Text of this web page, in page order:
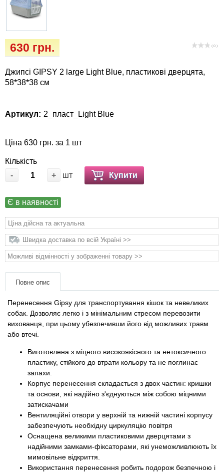
( 0 )
630 грн.
Джипсі GIPSY 2 large Light Blue, пластикові дверцята,
58*38*38 см
Артикул: 2_пласт_Light Blue
Ціна 630 грн. за 1 шт
Кількість
-
+ шт Купити
Є в наявності
Ціна дійсна та актуальна
Швидка доставка по всій Україні >>
Можливі відмінності у зображенні товару >>
Повне опис
Перенесення Gipsy для транспортування кішок та невеликих
собак. Дозволяє легко і з мінімальним стресом перевозити
вихованця, при цьому убезпечивши його від можливих травм
або втечі.
Виготовлена ​​з міцного високоякісного та нетоксичного
пластику, стійкого до втрати кольору та не поглинає
запахи.
Корпус перенесення складається з двох частин: кришки
та основи, які надійно з'єднуються між собою міцними
затискачами
Вентиляційні отвори у верхній та нижній частині корпусу
забезпечують необхідну циркуляцію повітря
Оснащена великими пластиковими дверцятами з
надійними замками-фіксаторами, які унеможливлюють їх
мимовільне відкриття.
Використання перенесення робить подорож безпечною і
собак
Лежаки, будиночки, охолоджуючи
Одяг та взуття
Перенесення, сумки, клітини
Післяопераційні засоби та витратні
матеріали
Подарункові сертифікати
Товари для голубів
Товари для гризунів
Товари для коней
Товари для людей
Хозряд - господарчі товари оптом
Популярні зоотоварі
Архів / Знято з виробництва